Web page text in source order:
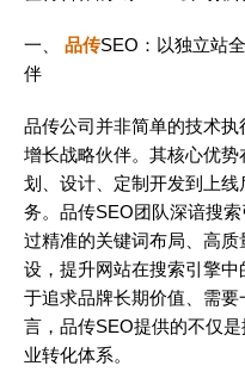
一、 品传SEO：以独立站
伴
品传公司并非简单的技术
增长战略伙伴。其核心优
划、设计、定制开发到上线
务。品传SEO团队深谙搜
过精准的关键词布局、高
设，提升网站在搜索引擎
于追求品牌长期价值、需
言，品传SEO提供的不仅
业转化体系。